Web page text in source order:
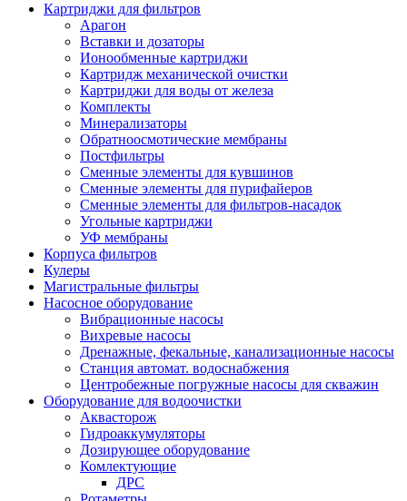
Картриджи для фильтров
Арагон
Вставки и дозаторы
Ионообменные картриджи
Картридж механической очистки
Картриджи для воды от железа
Комплекты
Минерализаторы
Обратноосмотические мембраны
Постфильтры
Сменные элементы для кувшинов
Сменные элементы для пурифайеров
Сменные элементы для фильтров-насадок
Угольные картриджи
УФ мембраны
Корпуса фильтров
Кулеры
Магистральные фильтры
Насосное оборудование
Вибрационные насосы
Вихревые насосы
Дренажные, фекальные, канализационные насосы
Станция автомат. водоснабжения
Центробежные погружные насосы для скважин
Оборудование для водоочистки
Аквасторож
Гидроаккумуляторы
Дозирующее оборудование
Комлектующие
ДРС